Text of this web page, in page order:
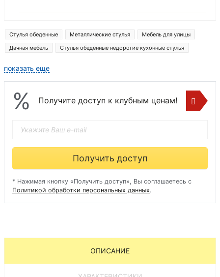
Стулья обеденные Металлические стулья
Мебель для улицы
Дачная мебель
Стулья обеденные недорогие кухонные стулья
показать еще
% Получите доступ к клубным ценам!
Получить доступ
* Нажимая кнопку «Получить доступ», Вы соглашаетесь с
Политикой обработки персональных данных.
ОПИСАНИЕ